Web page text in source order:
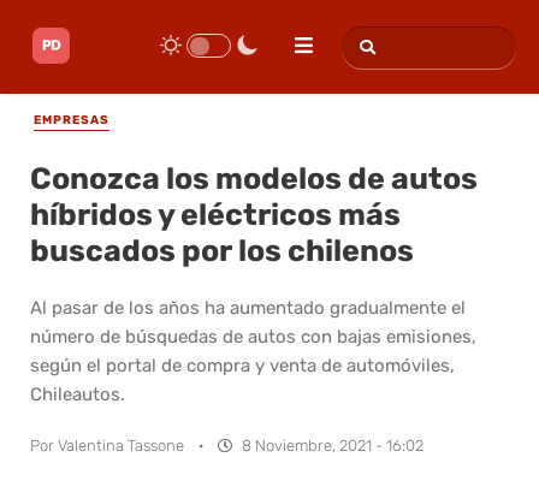
EMPRESAS
Conozca los modelos de autos
híbridos y eléctricos más
buscados por los chilenos
Al pasar de los años ha aumentado gradualmente el
número de búsquedas de autos con bajas emisiones,
según el portal de compra y venta de automóviles,
Chileautos.
Por Valentina Tassone · 8 Noviembre, 2021 - 16:02